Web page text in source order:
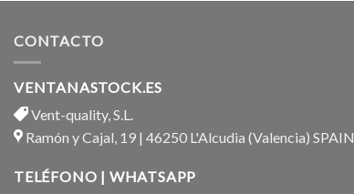
CONTACTO
VENTANASTOCK.ES
Vent-quality, S.L.
Ramón y Cajal, 19 | 46250 L'Alcudia (Valencia) SPAIN
TELÉFONO | WHATSAPP